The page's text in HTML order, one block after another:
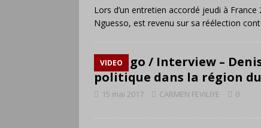
Lors d’un entretien accordé jeudi à
Nguesso, est revenu sur sa réélection
VIDEO
Congo / Interview – Denis
politique dans la région
15 mai 2017 CARMEN FEVILIYE 0